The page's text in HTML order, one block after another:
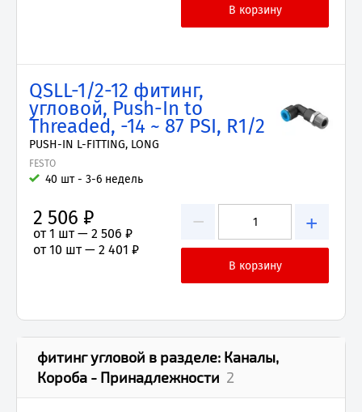
QSLL-1/2-12 фитинг,
угловой, Push-In to
Threaded, -14 ~ 87 PSI, R1/2
PUSH-IN L-FITTING, LONG
FESTO
40 шт - 3-6 недель
− +
2 506 ₽
от 1 шт — 2 506 ₽
от 10 шт — 2 401 ₽
фитинг угловой в разделе: Каналы,
Короба - Принадлежности 2